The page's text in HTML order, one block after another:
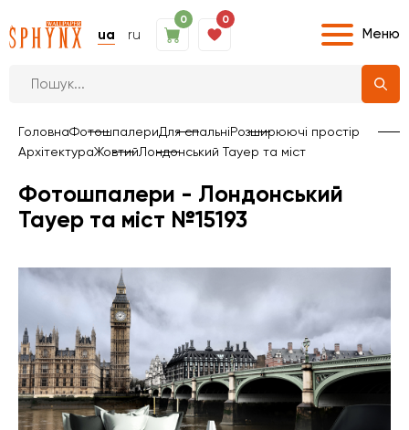
ua ru
0 0
Меню
ГоловнаФотошпалериДля спальніРозширюючі простір
АрхітектураЖовтийЛондонський Тауер та міст
Фотошпалери - Лондонський
Тауер та міст №15193